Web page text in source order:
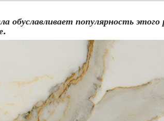
обуславливает популярность